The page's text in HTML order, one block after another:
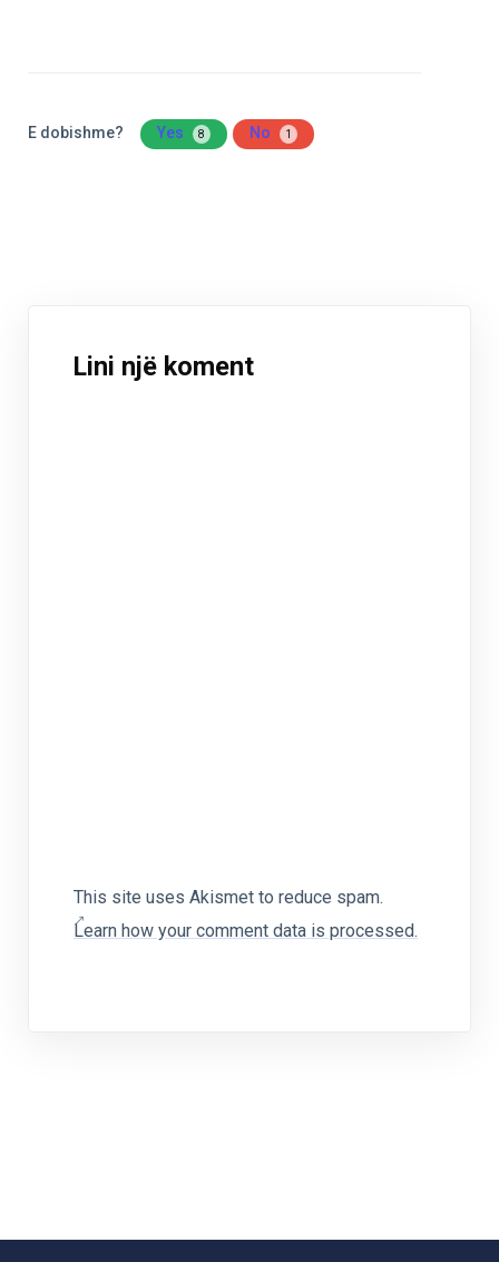
E dobishme? Yes 8 No 1
Lini një koment
This site uses Akismet to reduce spam.
Learn how your comment data is processed.